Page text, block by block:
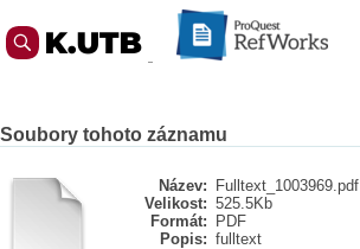
Soubory tohoto záznamu
Název:
Fulltext_1003969.pdf
Velikost: 525.5Kb
Formát:
PDF
Popis: fulltext